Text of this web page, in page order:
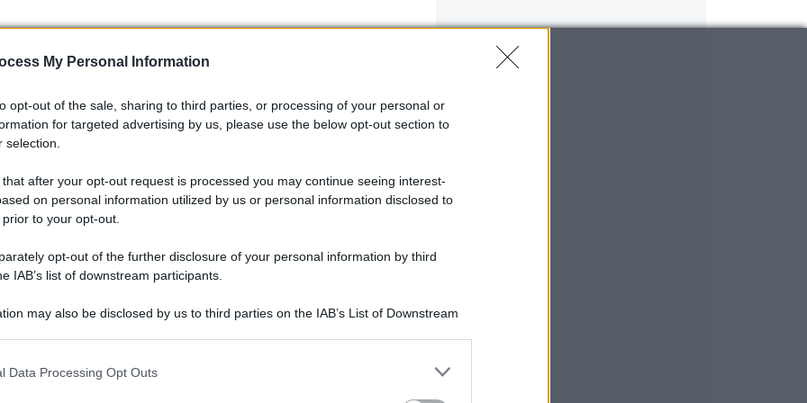
My Personal Information
opt-out of the sale, sharing to third parties, or processing of your personal or
for targeted advertising by us, please use the below opt-out section to
selection.
that after your opt-out request is processed you may continue seeing interest-
on personal information utilized by us or personal information disclosed to
to your opt-out.
opt-out of the further disclosure of your personal information by third
IAB’s list of downstream participants.
may also be disclosed by us to third parties on the IAB’s List of Downstream
including but not limited to your visit or usage behaviour. You may click to grant or
Data Processing Opt Outs
e non vedo l’ora di vedere come si evolverà questa